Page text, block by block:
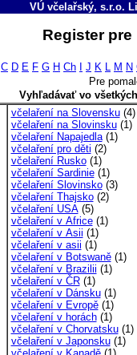
VÚ včelařský, s.r.o.
Register
C D E F G H Ch J K L M N
Pre
Vyhľadávať vo
včelaření na Slovensku(4)
včelaření na Slovinsku(1)
včelaření Napajedla(1)
včelaření pro děti (2)
včelaření Rusko(1)
včelaření Sardinie(1)
včelaření Slovinsko(3)
včelaření Thajsko(2)
včelaření USA(5)
včelaření v Africe(1)
včelaření v Asii (1)
včelaření v asii (1)
včelaření v Botswaně(1)
včelaření v Brazilii (1)
včelaření v ČR(1)
včelaření v Dánsku(1)
včelaření v Evropě(1)
včelaření v horách(1)
včelaření v Chorvatsku(1)
včelaření v Japonsku(1)